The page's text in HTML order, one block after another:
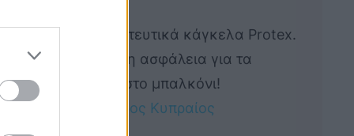
Προστατευτικά κάγκελα Protex.
Απόλυτη ασφάλεια για τα
παιδιά στο μπαλκόνι!
Πέτρος Κυπραίος